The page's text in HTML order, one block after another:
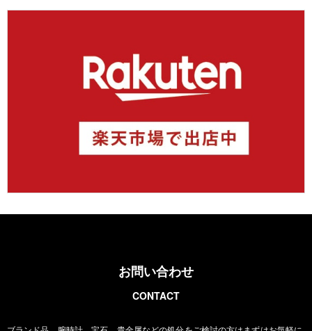
お問い合わせ
CONTACT